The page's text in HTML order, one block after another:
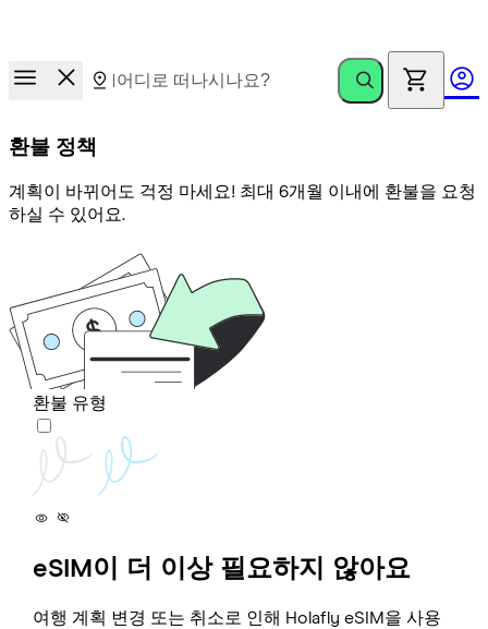
Holafly eSIM으로 매월 1GB를 추가 비용 없이 즐기세요
환불 정책
계획이 바뀌어도 걱정 마세요! 최대 6개월 이내에 환불을 요청
하실 수 있어요.
환불 유형
eSIM이 더 이상 필요하지 않아요
여행 계획 변경 또는 취소로 인해 Holafly eSIM을 사용